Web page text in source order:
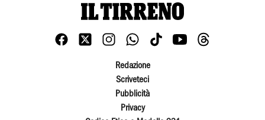
Redazione
Scriveteci
Pubblicità
Privacy